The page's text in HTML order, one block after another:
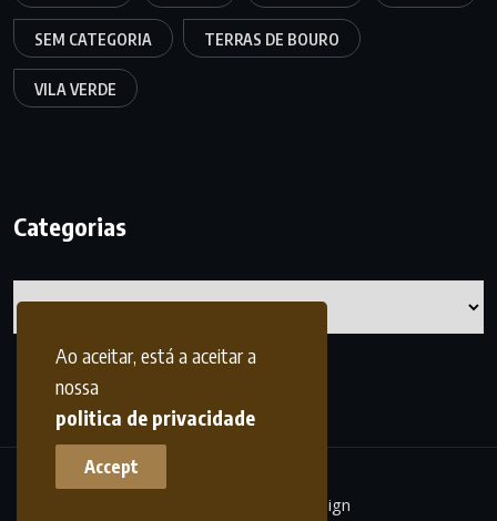
Ao aceitar, está a aceitar a
nossa
politica de privacidade
Accept
SEM CATEGORIA TERRAS DE BOURO
VILA VERDE
Categorias
frdesign